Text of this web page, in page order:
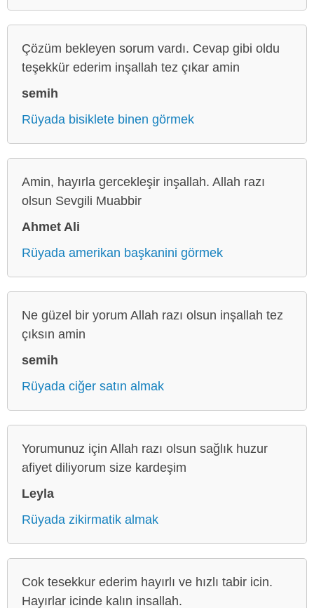
Çözüm bekleyen sorum vardı. Cevap gibi oldu
teşekkür ederim inşallah tez çıkar amin
semih
Rüyada bisiklete binen görmek
Amin, hayırla gercekleşir inşallah. Allah razı
olsun Sevgili Muabbir
Ahmet Ali
Rüyada amerikan başkanini görmek
Ne güzel bir yorum Allah razı olsun inşallah tez
çıksın amin
semih
Rüyada ciğer satın almak
Yorumunuz için Allah razı olsun sağlık huzur
afiyet diliyorum size kardeşim
Leyla
Rüyada zikirmatik almak
Cok tesekkur ederim hayırlı ve hızlı tabir icin.
Hayırlar icinde kalın insallah.